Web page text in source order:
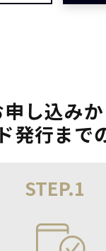
申し込み
発行まで
STEP.1